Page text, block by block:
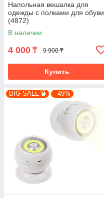
Напольная вешалка для
одежды с полками для обуви
(4872)
В наличии
4 000 ₸ 9 900 ₸
Купить
BIG SALE💣 –49%